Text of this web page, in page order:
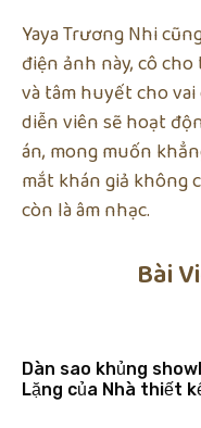
Yaya Trương Nhi
điện ảnh này, cô
và tâm huyết cho
diễn viên sẽ hoạt
án, mong muốn
mắt khán giả không
còn là âm nhạc.
Bài
Dàn sao khủng
Lặng của Nhà thiết